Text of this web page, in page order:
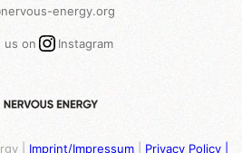
energy.org
us on Instagram
Instagram
| Imprint/Impressum| Privacy Policy |